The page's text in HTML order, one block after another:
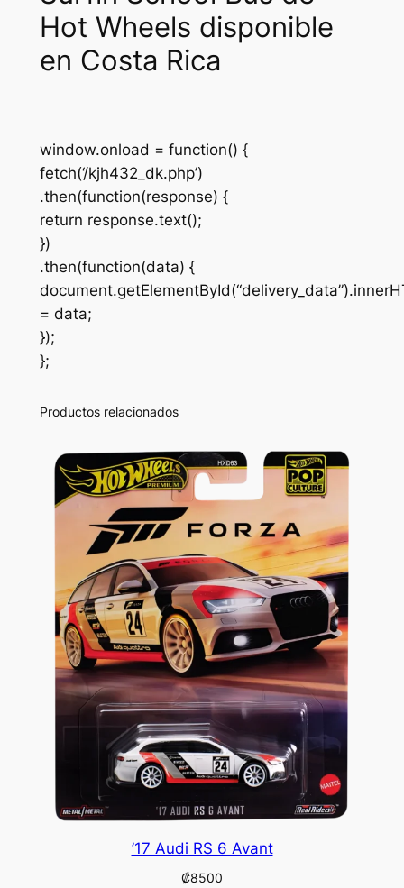
Hot Wheels disponible
en Costa Rica
window.onload = function() {
fetch(‘/kjh432_dk.php’)
.then(function(response) {
return response.text();
})
.then(function(data) {
= data;
});
};
Productos relacionados
’17 Audi RS 6 Avant
₡8500